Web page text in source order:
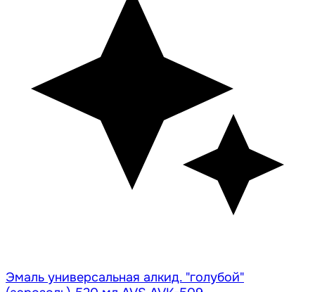
Эмаль универсальная алкид. "голубой"